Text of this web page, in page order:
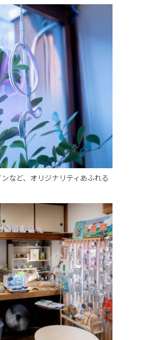
など、オリジナリティあふれる